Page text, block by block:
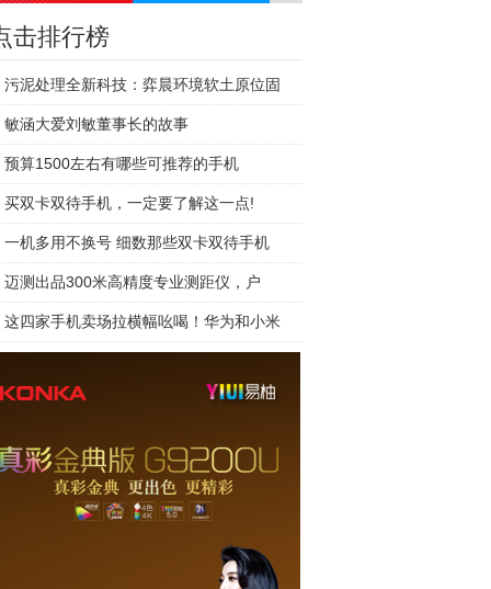
击排行榜
污泥处理全新科技：弈晨环境软土原位固
敏涵大爱刘敏董事长的故事
预算1500左右有哪些可推荐的手机
买双卡双待手机，一定要了解这一点!
一机多用不换号 细数那些双卡双待手机
迈测出品300米高精度专业测距仪，户
这四家手机卖场拉横幅吆喝！华为和小米